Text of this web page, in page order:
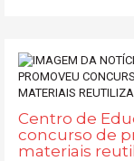
Centro de
concurso de
materiais